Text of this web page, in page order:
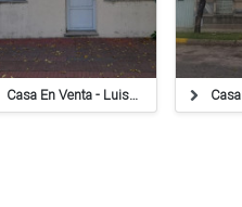
Casa En Venta - Luis Fanti 172